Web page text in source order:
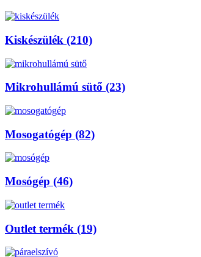
Kiskészülék (210)
Mikrohullámú sütő (23)
Mosogatógép (82)
Mosógép (46)
Outlet termék (19)